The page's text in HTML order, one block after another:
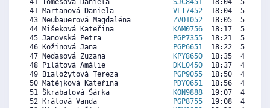
41 Tomešová Daniela SJC8451
18:04  5200
41 Martanová Daniela VLI7452
18:04  5200
43 Neubauerová Magdaléna ZVO1052
18:05  5190
44 Mišeková Kateřina
KAM0756
18:17  5068
45 Janovská Petra
PGP7355
18:21  5028
46 Kožinová Jana
PGP6651
18:22  5018
47 Nedasová Zuzana
KPY8650
18:35  4887
48 Pilátová Amálie
DKL0450
18:37  4867
49 Bialožytová Tereza
PGP9055
18:50  4735
50 Matějková Kateřina
PDY0651
18:56  4675
51 Škrabalová Šárka
KON9888
19:07  4564
52 Králová Vanda
PGP8755
19:08  4554